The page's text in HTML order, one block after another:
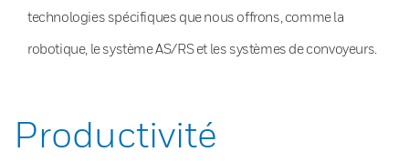
technologies spécifiques que nous offrons, comme la
robotique, le système AS/RS et les systèmes de convoyeurs.
Productivité